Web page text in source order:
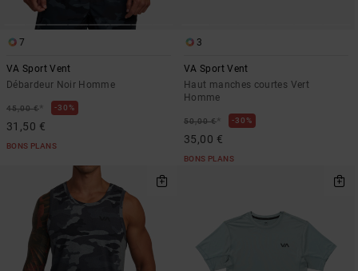
7
VA Sport Vent
Débardeur Noir Homme
45,00 €* 30%
31,50 €
BONS PLANS
3
VA Sport Vent
Haut manches courtes Vert
Homme
50,00 €* 30%
35,00 €
BONS PLANS